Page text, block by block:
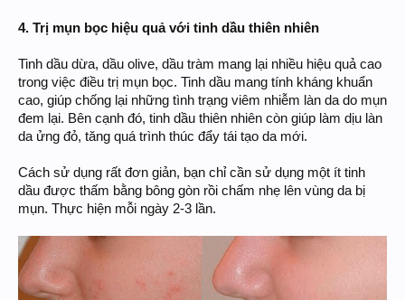
4. Trị mụn bọc hiệu quả với tinh dầu thiên nhiên
Tinh dầu dừa, dầu olive, dầu tràm mang lại nhiều hiệu quả cao
trong việc điều trị mụn bọc. Tinh dầu mang tính kháng khuẩn
cao, giúp chống lại những tình trạng viêm nhiễm làn da do mụn
đem lại. Bên cạnh đó, tinh dầu thiên nhiên còn giúp làm dịu làn
da ửng đỏ, tăng quá trình thúc đẩy tái tạo da mới.
Cách sử dụng rất đơn giản, bạn chỉ cần sử dụng một ít tinh
dầu được thấm bằng bông gòn rồi chấm nhẹ lên vùng da bị
mụn. Thực hiện mỗi ngày 2-3 lần.